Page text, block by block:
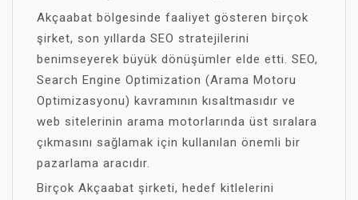
Akçaabat bölgesinde faaliyet gösteren birçok
şirket, son yıllarda SEO stratejilerini
benimseyerek büyük dönüşümler elde etti. SEO,
Search Engine Optimization (Arama Motoru
Optimizasyonu) kavramının kısaltmasıdır ve
web sitelerinin arama motorlarında üst sıralara
çıkmasını sağlamak için kullanılan önemli bir
pazarlama aracıdır.
Birçok Akçaabat şirketi, hedef kitlelerini